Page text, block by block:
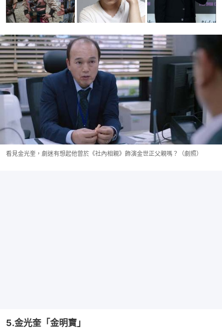
看見金光奎，劇迷有想起他曾於《社內相親》飾演金世正父親嗎？（劇照）
5.金光奎「金明寶」